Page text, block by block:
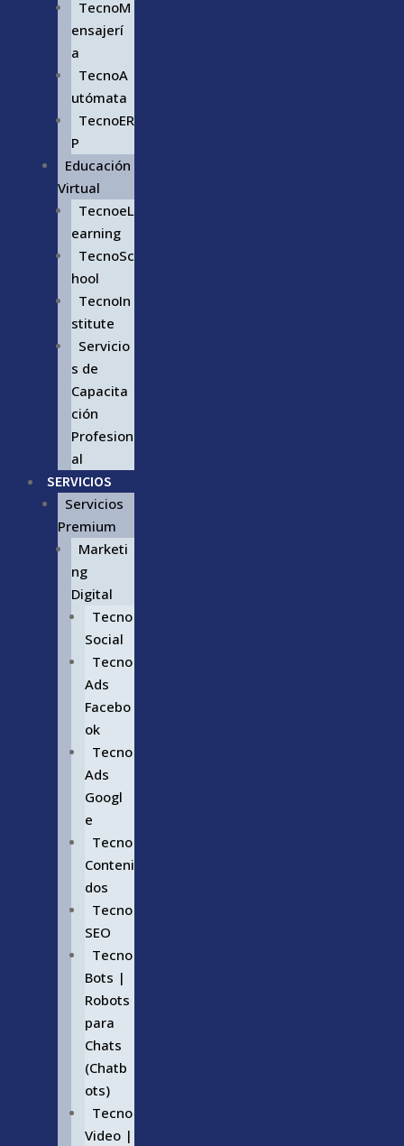
TecnoM
ensajerí
a
TecnoA
utómata
TecnoER
P
Educación
Virtual
TecnoeL
earning
TecnoSc
hool
TecnoIn
stitute
Servicio
s de
Capacita
ción
Profesion
al
SERVICIOS
Servicios
Premium
Marketi
ng
Digital
Tecno
Social
Tecno
Ads
Facebo
ok
Tecno
Ads
Googl
e
Tecno
Conteni
dos
Tecno
SEO
Tecno
Bots |
Robots
para
Chats
(Chatb
ots)
Tecno
Video |